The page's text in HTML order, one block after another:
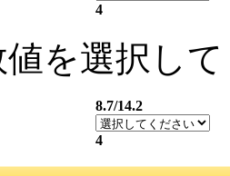
4
値を選択し
8.7/14.2
4